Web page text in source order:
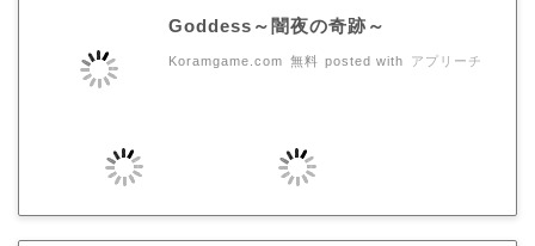
Goddess～闇夜の奇跡～
Koramgame.com 無料 posted with アプリーチ